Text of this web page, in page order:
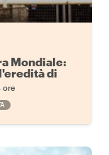
Mondiale:
di
ore